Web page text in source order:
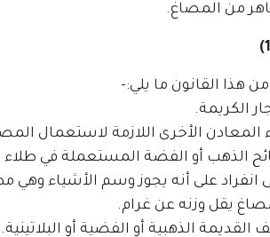
من المصاغ.
هذا القانون ما يلي:-
الذهب أو الفضة المستعملة في طلاء
انفراد على أنه يجوز وسم الأشياء